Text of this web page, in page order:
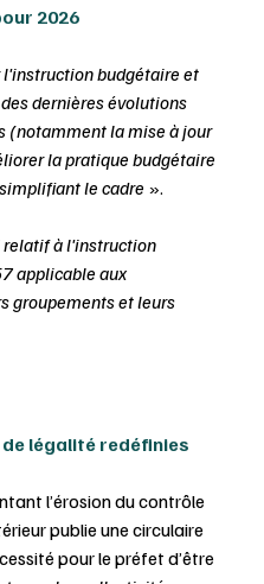
2026
l'instruction budgétaire et
dernières évolutions
(notamment la mise à jour
la pratique budgétaire
le cadre ».
à l'instruction
applicable aux
groupements et leurs
légalité redéfinies
l’érosion du contrôle
publie une circulaire
pour le préfet d’être